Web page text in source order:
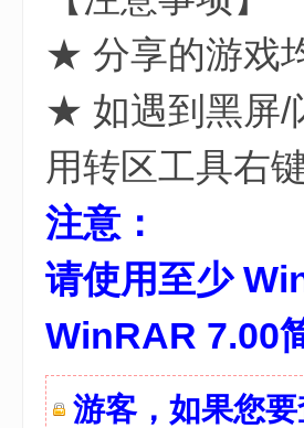
★ 分享的游戏
★ 如遇到黑屏/
用转区工具右
注意：
请使用至少
WinRAR 7.00
游客，如果您